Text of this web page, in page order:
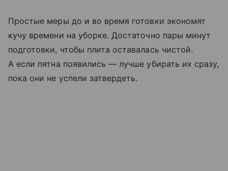
Простые меры до и во время готовки экономят
кучу времени на уборке. Достаточно пары минут
подготовки, чтобы плита оставалась чистой.
А если пятна появились — лучше убирать их сразу,
пока они не успели затвердеть.